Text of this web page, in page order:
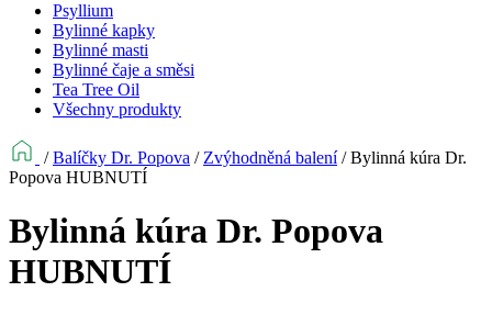
Psyllium
Bylinné kapky
Bylinné masti
Bylinné čaje a směsi
Tea Tree Oil
Všechny produkty
/Balíčky Dr. Popova / Zvýhodněná balení/Bylinná kúra Dr.
Popova HUBNUTÍ
Bylinná kúra Dr. Popova
HUBNUTÍ